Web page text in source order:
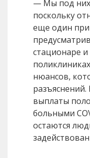
— Мы под
поскольку
еще один
стационаре
нюансов,
выплаты
больными
остаются